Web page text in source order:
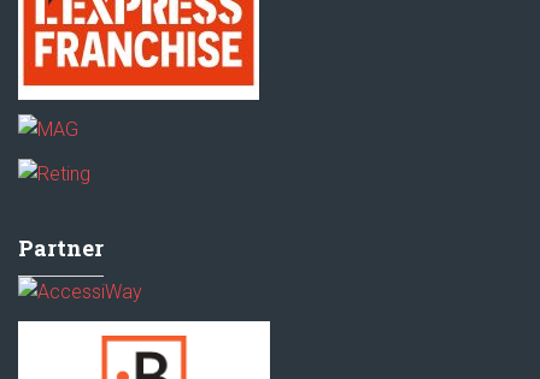
Partner